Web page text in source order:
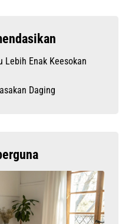
Lebih Enak Keesokan
Daging